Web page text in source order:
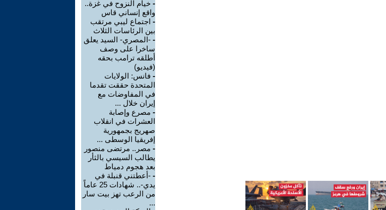
- خيام النزوح في غزة..
واقع إنساني قاس
- اجتماع ليبي مرتقب
بين الرئاسات الثلاث
- -المصري- السيد يعلق
ساخرا على وصف
أطلقه ترامب بحقه
(فيديو)
- فانس: الولايات
المتحدة حققت تقدما
في المفاوضات مع
إيران خلال ...
- مصرع وإصابة
العشرات في انقلاب
صهريج بجمهورية
إفريقيا الوسطى ...
- مصر.. مرتضى منصور
يطالب السيسي بالثأر
بعد هجوم دمياط
- -أعطتني قنبلة في
يدي-.. شهادات 25 عاماً
من الرعب تهز بيت سار
...